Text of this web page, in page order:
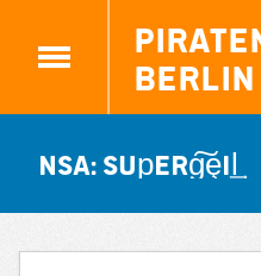
Berlin
NSA: Sup̨erg͠ȩil͢